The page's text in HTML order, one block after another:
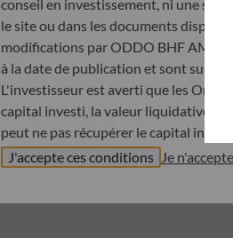
Features
conseil en investissement, ni une
le site ou dans les documents
modifications par ODDO BHF AM à
à la date de publication et sont
L'investisseur est averti que les
capital investi, la valeur liquidative
peut ne pas récupérer le capital
Avant de souscrire dans un OPC,
J'accepte ces conditions Je